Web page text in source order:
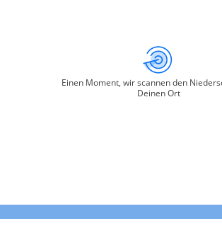
Einen Moment, wir scannen den
Deinen Ort